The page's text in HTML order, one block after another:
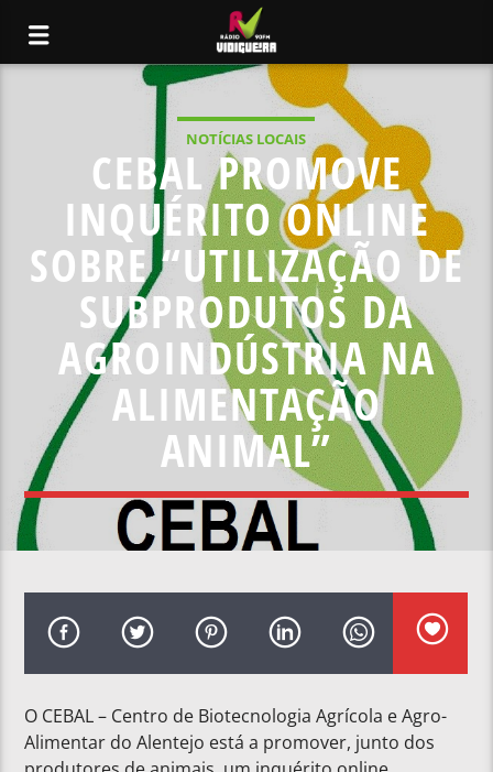
NOTÍCIAS LOCAIS
CEBAL PROMOVE
INQUÉRITO ONLINE
SOBRE “UTILIZAÇÃO DE
SUBPRODUTOS DA
AGROINDÚSTRIA NA
ALIMENTAÇÃO
ANIMAL”
O CEBAL – Centro de Biotecnologia Agrícola e Agro-
Alimentar do Alentejo está a promover, junto dos